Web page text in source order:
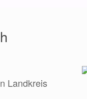
Landkreis